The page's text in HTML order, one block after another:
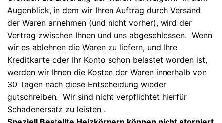
Augenblick, in dem wir Ihren Auftrag durch Versand
der Waren annehmen (und nicht vorher), wird der
Vertrag zwischen Ihnen und uns abgeschlossen. Wenn
wir es ablehnen die Waren zu liefern, und Ihre
Kreditkarte oder Ihr Konto schon belastet worden ist,
werden wir Ihnen die Kosten der Waren innerhalb von
30 Tagen nach diese Entscheidung wieder
gutschreiben. Wir sind nicht verpflichtet hierfür
Schadenersatz zu leisten .